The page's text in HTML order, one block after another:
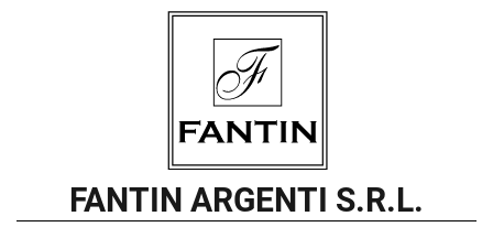
FANTIN ARGENTI S.R.L.